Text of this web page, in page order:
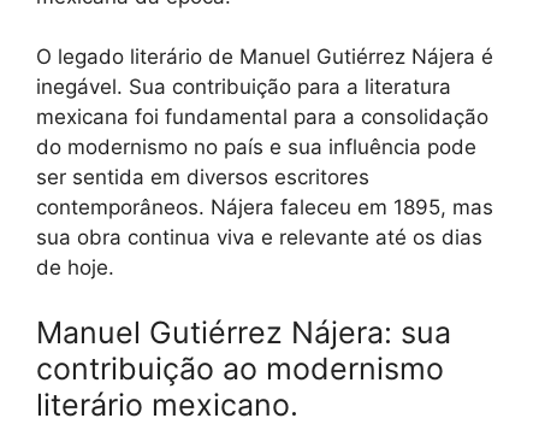
O legado literário de Manuel Gutiérrez Nájera é
inegável. Sua contribuição para a literatura
mexicana foi fundamental para a consolidação
do modernismo no país e sua influência pode
ser sentida em diversos escritores
contemporâneos. Nájera faleceu em 1895, mas
sua obra continua viva e relevante até os dias
de hoje.
Manuel Gutiérrez Nájera: sua
contribuição ao modernismo
literário mexicano.